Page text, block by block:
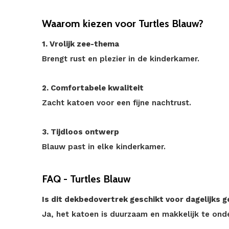
Waarom kiezen voor Turtles Blauw?
1. Vrolijk zee-thema
Brengt rust en plezier in de kinderkamer.
2. Comfortabele kwaliteit
Zacht katoen voor een fijne nachtrust.
3. Tijdloos ontwerp
Blauw past in elke kinderkamer.
FAQ - Turtles Blauw
Is dit dekbedovertrek geschikt voor dagelijks
Ja, het katoen is duurzaam en makkelijk te